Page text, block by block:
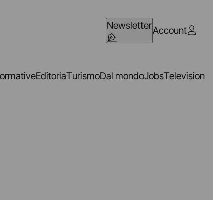
NewsletterAccount
EditoriaTurismoDal mondoJobsTelevision